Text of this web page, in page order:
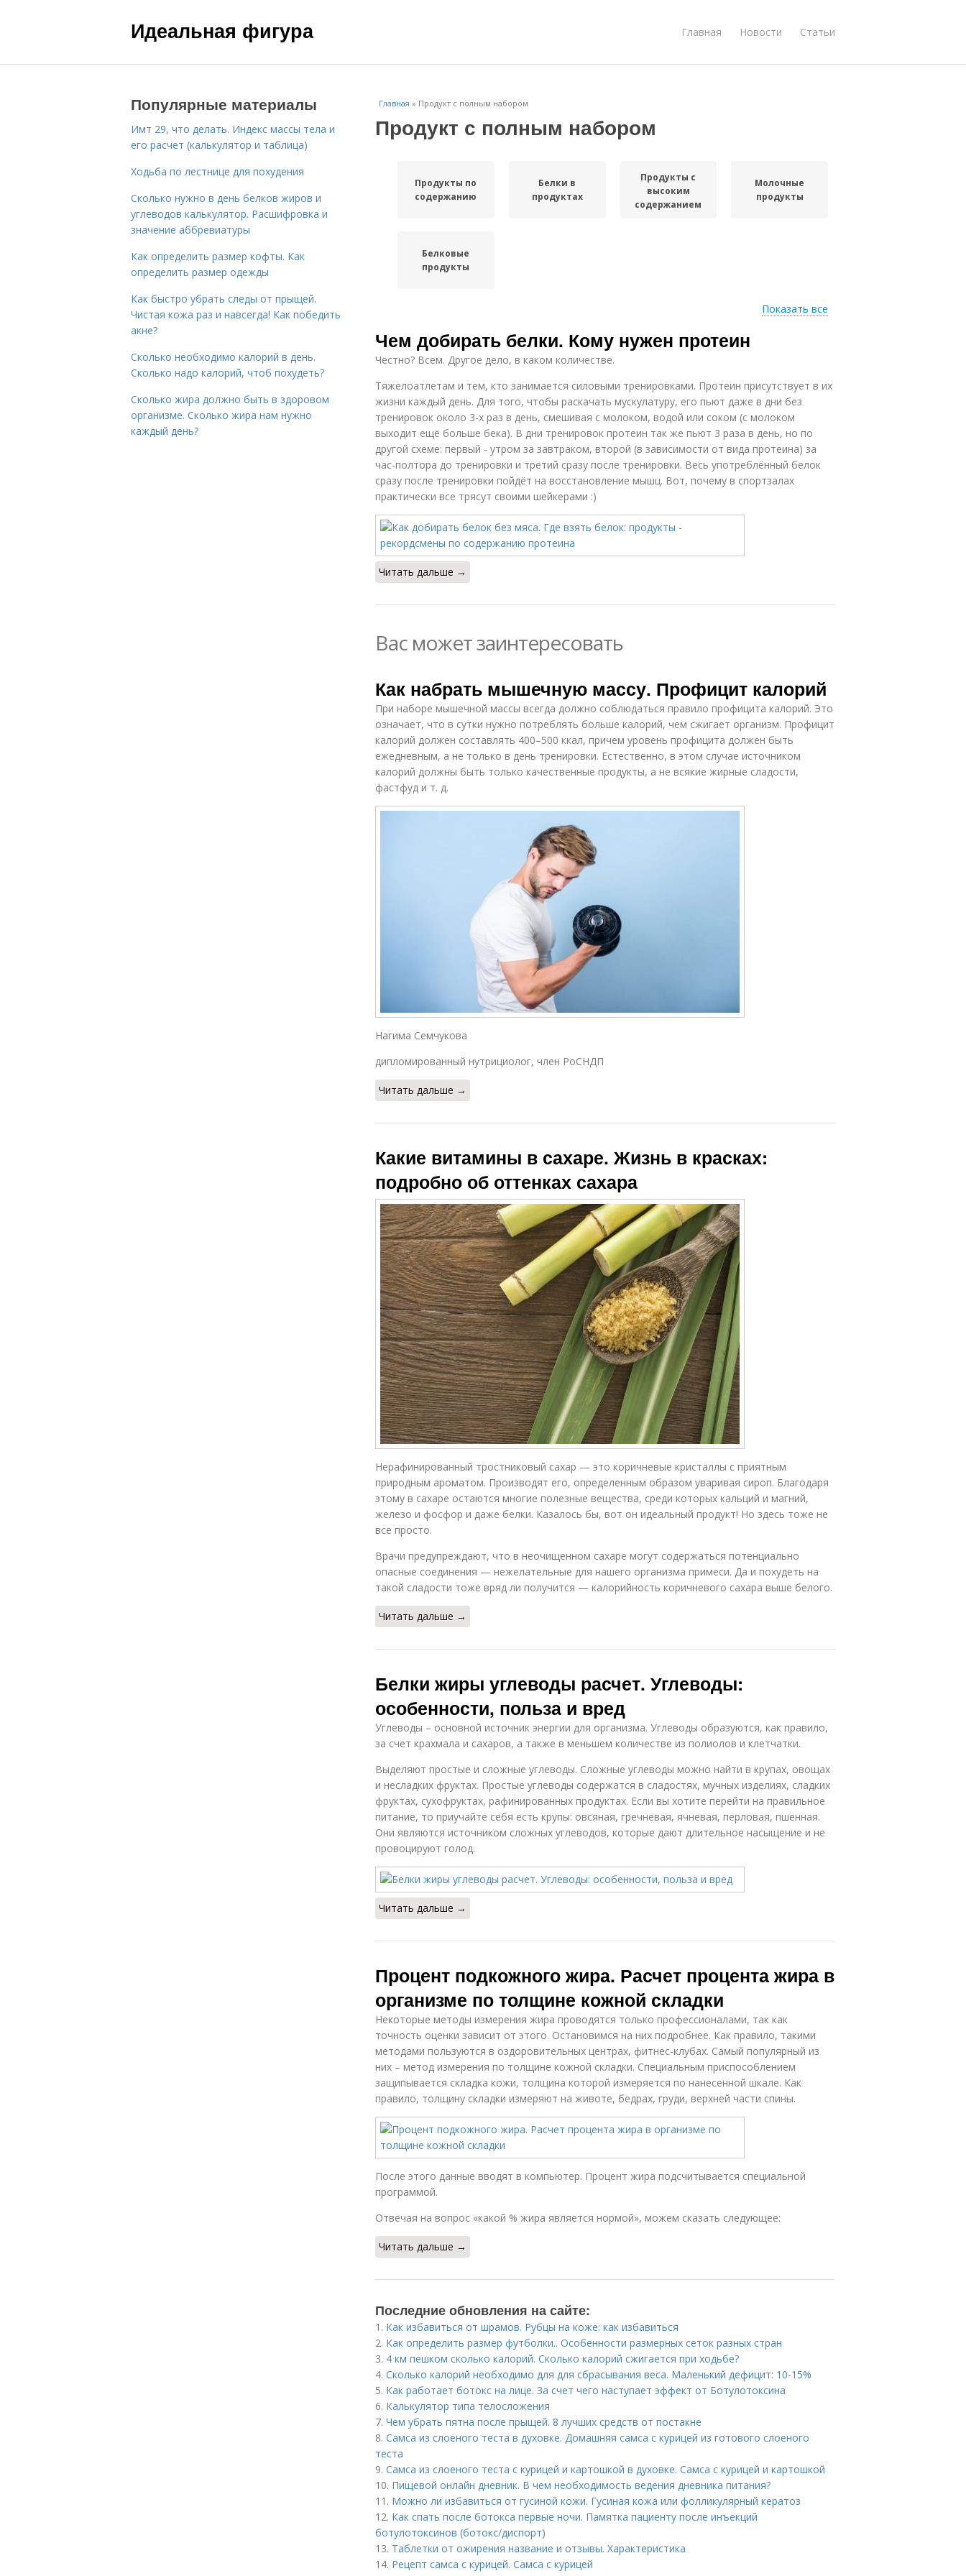
Идеальная фигура Главная Новости Статьи
Главная » Продукт с полным набором
Продукт с полным набором
Продукты по
содержанию
Белки в
продуктах
Продукты с
высоким
содержанием
Молочные
продукты
Белковые
продукты
Показать все
Чем добирать белки. Кому нужен протеин
Честно? Всем. Другое дело, в каком количестве.
Тяжелоатлетам и тем, кто занимается силовыми тренировками. Протеин присутствует в их
жизни каждый день. Для того, чтобы раскачать мускулатуру, его пьют даже в дни без
тренировок около 3-х раз в день, смешивая с молоком, водой или соком (с молоком
выходит ещё больше бека). В дни тренировок протеин так же пьют 3 раза в день, но по
другой схеме: первый - утром за завтраком, второй (в зависимости от вида протеина) за
час-полтора до тренировки и третий сразу после тренировки. Весь употреблённый белок
сразу после тренировки пойдёт на восстановление мышц. Вот, почему в спортзалах
практически все трясут своими шейкерами :)
Читать дальше →
Вас может заинтересовать
Как набрать мышечную массу. Профицит калорий
При наборе мышечной массы всегда должно соблюдаться правило профицита калорий. Это
означает, что в сутки нужно потреблять больше калорий, чем сжигает организм. Профицит
калорий должен составлять 400–500 ккал, причем уровень профицита должен быть
ежедневным, а не только в день тренировки. Естественно, в этом случае источником
калорий должны быть только качественные продукты, а не всякие жирные сладости,
фастфуд и т. д.
Нагима Семчукова
дипломированный нутрициолог, член РоСНДП
Читать дальше →
Какие витамины в сахаре. Жизнь в красках:
подробно об оттенках сахара
Нерафинированный тростниковый сахар — это коричневые кристаллы с приятным
природным ароматом. Производят его, определенным образом уваривая сироп. Благодаря
этому в сахаре остаются многие полезные вещества, среди которых кальций и магний,
железо и фосфор и даже белки. Казалось бы, вот он идеальный продукт! Но здесь тоже не
все просто.
Врачи предупреждают, что в неочищенном сахаре могут содержаться потенциально
опасные соединения — нежелательные для нашего организма примеси. Да и похудеть на
такой сладости тоже вряд ли получится — калорийность коричневого сахара выше белого.
Читать дальше →
Белки жиры углеводы расчет. Углеводы:
особенности, польза и вред
Углеводы – основной источник энергии для организма. Углеводы образуются, как правило,
за счет крахмала и сахаров, а также в меньшем количестве из полиолов и клетчатки.
Выделяют простые и сложные углеводы. Сложные углеводы можно найти в крупах, овощах
и несладких фруктах. Простые углеводы содержатся в сладостях, мучных изделиях, сладких
фруктах, сухофруктах, рафинированных продуктах. Если вы хотите перейти на правильное
питание, то приучайте себя есть крупы: овсяная, гречневая, ячневая, перловая, пшенная.
Они являются источником сложных углеводов, которые дают длительное насыщение и не
провоцируют голод.
Читать дальше →
Процент подкожного жира. Расчет процента жира в
организме по толщине кожной складки
Некоторые методы измерения жира проводятся только профессионалами, так как
точность оценки зависит от этого. Остановимся на них подробнее. Как правило, такими
методами пользуются в оздоровительных центрах, фитнес-клубах. Самый популярный из
них – метод измерения по толщине кожной складки. Специальным приспособлением
защипывается складка кожи, толщина которой измеряется по нанесенной шкале. Как
правило, толщину складки измеряют на животе, бедрах, груди, верхней части спины.
После этого данные вводят в компьютер. Процент жира подсчитывается специальной
программой.
Отвечая на вопрос «какой % жира является нормой», можем сказать следующее:
Читать дальше →
Последние обновления на сайте:
1. Как избавиться от шрамов. Рубцы на коже: как избавиться
2. Как определить размер футболки.. Особенности размерных сеток разных стран
3. 4 км пешком сколько калорий. Сколько калорий сжигается при ходьбе?
4. Сколько калорий необходимо для для сбрасывания веса. Маленький дефицит: 10-15%
5. Как работает ботокс на лице. За счет чего наступает эффект от Ботулотоксина
6. Калькулятор типа телосложения
7. Чем убрать пятна после прыщей. 8 лучших средств от постакне
8. Самса из слоеного теста в духовке. Домашняя самса с курицей из готового слоеного
теста
9. Самса из слоеного теста с курицей и картошкой в духовке. Самса с курицей и картошкой
10. Пищевой онлайн дневник. В чем необходимость ведения дневника питания?
11. Можно ли избавиться от гусиной кожи. Гусиная кожа или фолликулярный кератоз
12. Как спать после ботокса первые ночи. Памятка пациенту после инъекций
ботулотоксинов (ботокс/диспорт)
13. Таблетки от ожирения название и отзывы. Характеристика
14. Рецепт самса с курицей. Самса с курицей
Популярные материалы
Имт 29, что делать. Индекс массы тела и
его расчет (калькулятор и таблица)
Ходьба по лестнице для похудения
Сколько нужно в день белков жиров и
углеводов калькулятор. Расшифровка и
значение аббревиатуры
Как определить размер кофты. Как
определить размер одежды
Как быстро убрать следы от прыщей.
Чистая кожа раз и навсегда! Как победить
акне?
Сколько необходимо калорий в день.
Сколько надо калорий, чтоб похудеть?
Сколько жира должно быть в здоровом
организме. Сколько жира нам нужно
каждый день?